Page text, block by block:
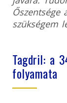
Őszentsége
szükségem
Tagdril: a
folyamata